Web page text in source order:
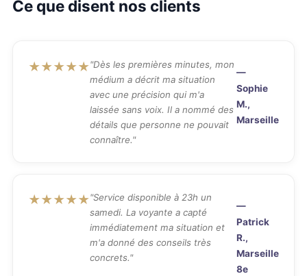
Ce que disent nos clients
★★★★★"Dès les premières minutes, mon
médium a décrit ma situation
avec une précision qui m'a
laissée sans voix. Il a nommé des
détails que personne ne pouvait
connaître."
—
Sophie
M.,
Marseille
★★★★★"Service disponible à 23h un
samedi. La voyante a capté
immédiatement ma situation et
m'a donné des conseils très
concrets."
—
Patrick
R.,
Marseille
8e